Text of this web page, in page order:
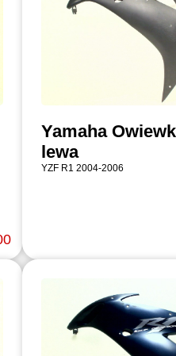
Yamaha
lewa
YZF R1 2004-2006